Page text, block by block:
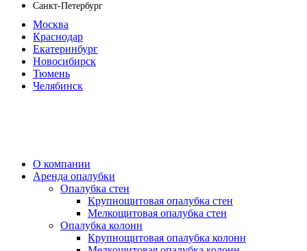
Санкт-Петербург
Москва
Краснодар
Екатеринбург
Новосибирск
Тюмень
Челябинск
О компании
Аренда опалубки
Опалубка стен
Крупнощитовая опалубка стен
Мелкощитовая опалубка стен
Опалубка колонн
Крупнощитовая опалубка колонн